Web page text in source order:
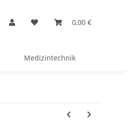
0,00 €
Medizintechnik